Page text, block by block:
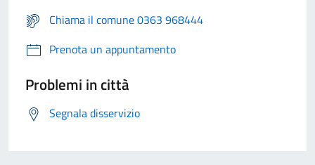
Chiama il comune 0363 968444
Prenota un appuntamento
Problemi in città
Segnala disservizio